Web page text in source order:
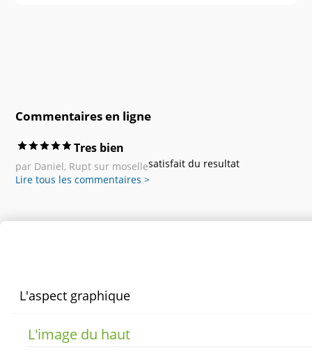
Commentaires en ligne
Tres bien
par Daniel, Rupt sur mosellesatisfait du resultat
Lire tous les commentaires >
L'aspect graphique
L'image du haut